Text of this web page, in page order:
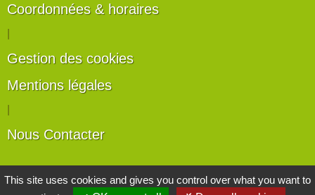
Coordonnées & horaires
Gestion des cookies
Mentions légales
Nous Contacter
Les artisans du végétal
This site uses cookies and gives you control over what you want to